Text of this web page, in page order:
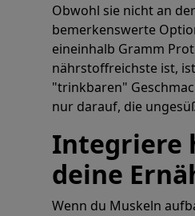
Obwohl sie nicht an
bemerkenswerte
eineinhalb Gramm
nährstoffreichste ist,
"trinkbaren"
nur darauf, die
Integriere
deine
Wenn du Muskeln